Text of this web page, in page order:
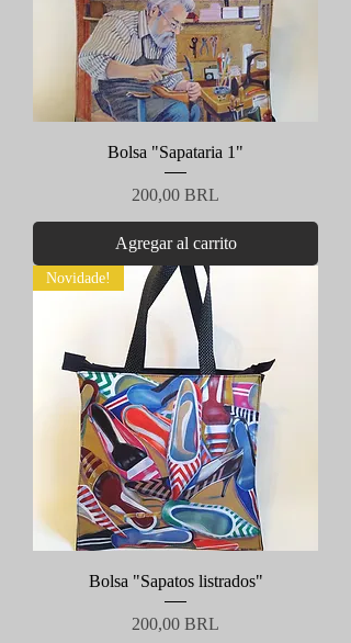
Bolsa "Sapataria 1"
Precio
200,00 BRL
Agregar al carrito
Novidade!
Bolsa "Sapatos listrados"
Precio
200,00 BRL